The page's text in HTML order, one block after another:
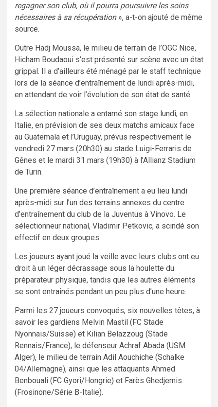
regagner son club, où il pourra poursuivre les soins
nécessaires à sa récupération», a-t-on ajouté de même
source.
Outre Hadj Moussa, le milieu de terrain de l’OGC Nice,
Hicham Boudaoui s’est présenté sur scène avec un état
grippal. Il a d’ailleurs été ménagé par le staff technique
lors de la séance d’entraînement de lundi après-midi,
en attendant de voir l’évolution de son état de santé.
La sélection nationale a entamé son stage lundi, en
Italie, en prévision de ses deux matchs amicaux face
au Guatemala et l’Uruguay, prévus respectivement le
vendredi 27 mars (20h30) au stade Luigi-Ferraris de
Gênes et le mardi 31 mars (19h30) à l’Allianz Stadium
de Turin.
Une première séance d’entraînement a eu lieu lundi
après-midi sur l’un des terrains annexes du centre
d’entraînement du club de la Juventus à Vinovo. Le
sélectionneur national, Vladimir Petkovic, a scindé son
effectif en deux groupes.
Les joueurs ayant joué la veille avec leurs clubs ont eu
droit à un léger décrassage sous la houlette du
préparateur physique, tandis que les autres éléments
se sont entraînés pendant un peu plus d’une heure.
Parmi les 27 joueurs convoqués, six nouvelles têtes, à
savoir les gardiens Melvin Mastil (FC Stade
Nyonnais/Suisse) et Kilian Belazzoug (Stade
Rennais/France), le défenseur Achraf Abada (USM
Alger), le milieu de terrain Adil Aouchiche (Schalke
04/Allemagne), ainsi que les attaquants Ahmed
Benbouali (FC Gyori/Hongrie) et Farès Ghedjemis
(Frosinone/Série B-Italie).